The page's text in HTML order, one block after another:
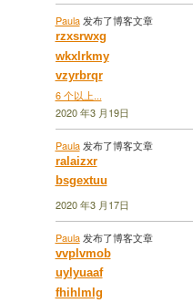
Paula发布了博客文章
rzxsrwxg
wkxlrkmy
vzyrbrqr
6 个以上...
2020 年3 月19日
Paula发布了博客文章
ralaizxr
bsgextuu
2020 年3 月17日
Paula发布了博客文章
vvplvmob
uylyuaaf
fhihlmlg